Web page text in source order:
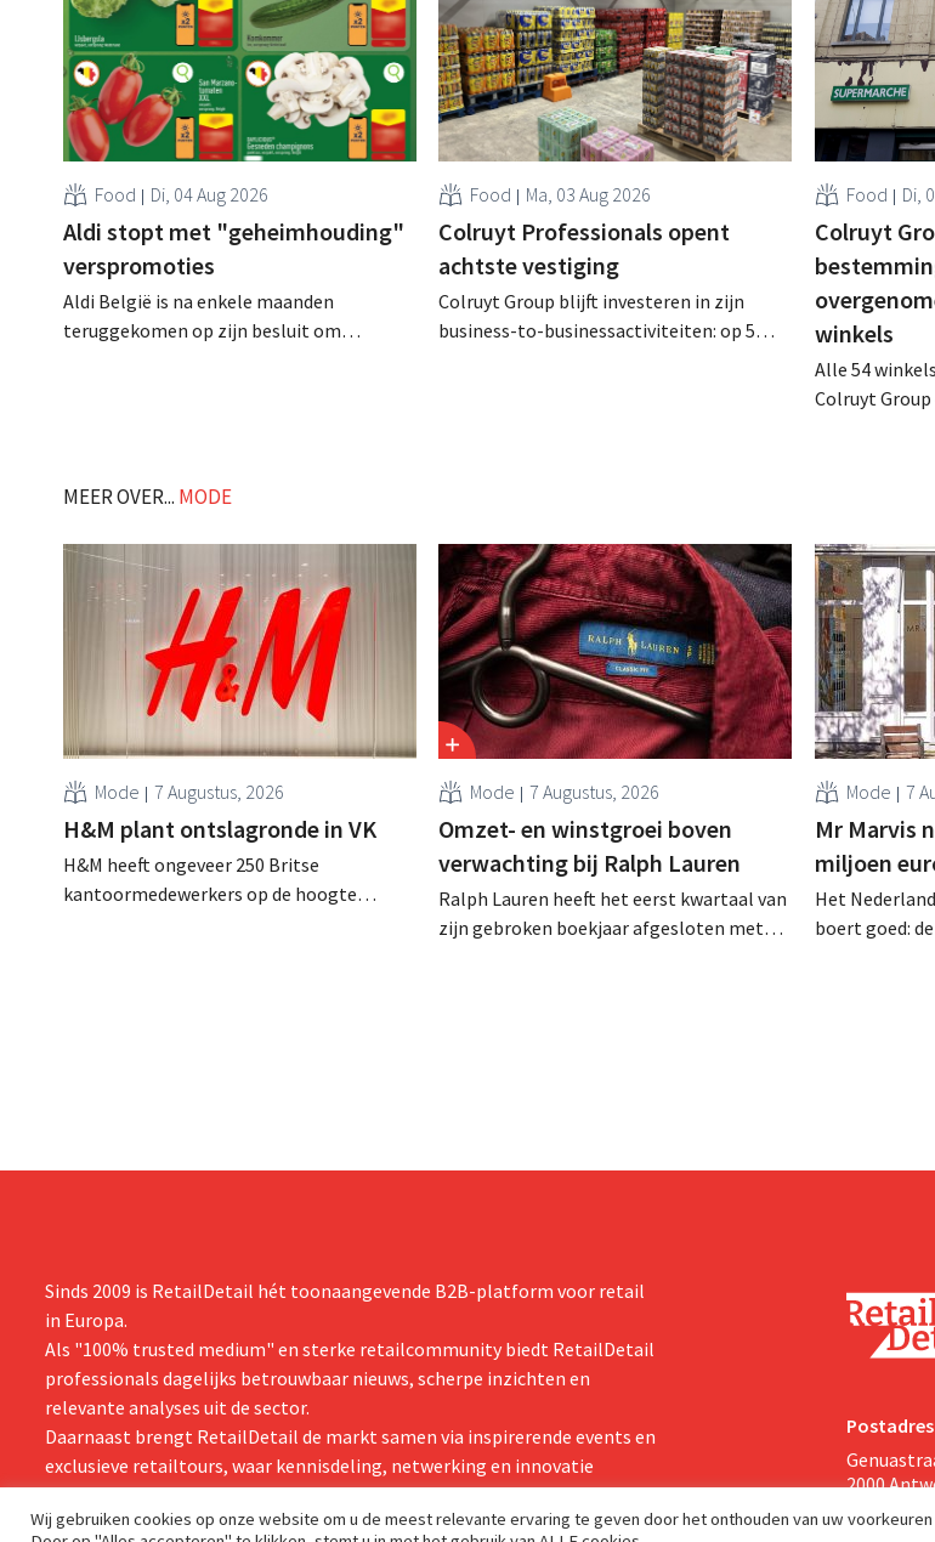
Food Di, 04 Aug 2026
Aldi stopt met "geheimhouding"
verspromoties
Aldi België is na enkele maanden
teruggekomen op zijn besluit om
Food Ma, 03 Aug 2026
Colruyt Professionals opent
achtste vestiging
Colruyt Group blijft investeren in zijn
business-to-businessactiviteiten: op 5
Food Di,
Colruyt
winkels
Alle 54
Colruyt
die
MEER OVER... MODE
Mode 7 Augustus, 2026
H&M plant ontslagronde in VK
H&M heeft ongeveer 250 Britse
kantoormedewerkers op de hoogte
Mode 7 Augustus, 2026
Omzet- en winstgroei boven
verwachting bij Ralph Lauren
Ralph Lauren heeft het eerst kwartaal van
zijn gebroken boekjaar afgesloten met
Mode 7
Mr Marvis
miljoen
Het
boert goed:
Sinds 2009 is RetailDetail hét toonaangevende B2B-platform voor retail
in Europa.
Als "100% trusted medium" en sterke retailcommunity biedt RetailDetail
professionals dagelijks betrouwbaar nieuws, scherpe inzichten en
relevante analyses uit de sector.
Daarnaast brengt RetailDetail de markt samen via inspirerende events en
exclusieve retailtours, waar kennisdeling, netwerking en innovatie
centraal staan.
Postadres
2000
Wij gebruiken cookies op onze website om u de meest relevante ervaring te geven door het onthouden van uw